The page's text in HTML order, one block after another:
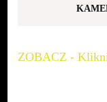
ZOBACZ -